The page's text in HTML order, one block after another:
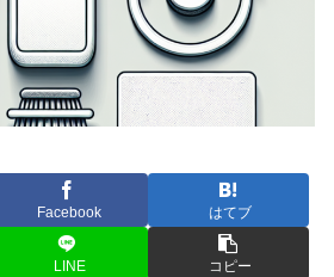
Facebook はてブ
LINE コピー